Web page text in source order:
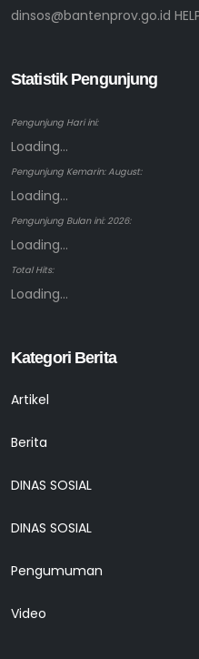
dinsos@bantenprov.go.id HELP
Statistik Pengunjung
Pengunjung Hari ini:
Loading...
Pengunjung Kemarin: August:
Loading...
Pengunjung Bulan ini: 2026:
Loading...
Total Hits:
Loading...
Kategori Berita
Artikel
Berita
DINAS SOSIAL
DINAS SOSIAL
Pengumuman
Video